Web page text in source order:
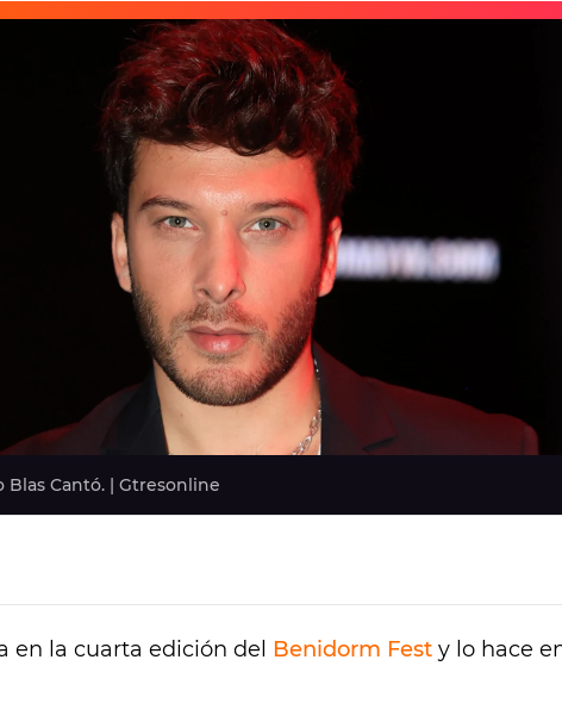
Cantó. | Gtresonline
en la cuarta edición del Benidorm Fest y lo hace